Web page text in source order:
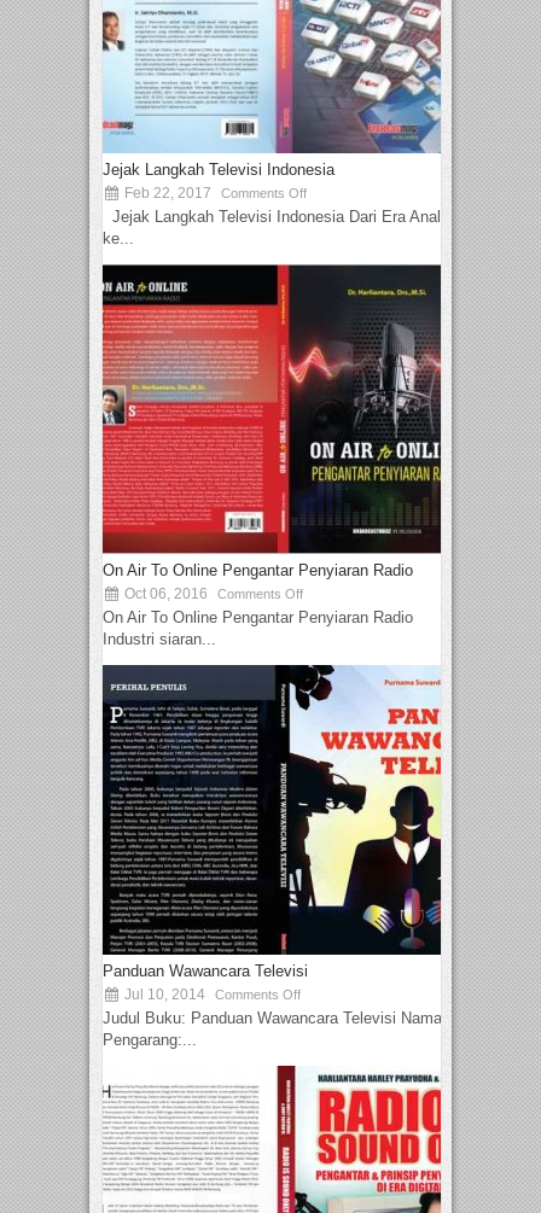
Jejak Langkah Televisi Indonesia
Feb 22, 2017 Comments Off
Jejak Langkah Televisi Indonesia Dari Era Analog
ke...
On Air To Online Pengantar Penyiaran Radio
Oct 06, 2016 Comments Off
On Air To Online Pengantar Penyiaran Radio
Industri siaran...
Panduan Wawancara Televisi
Jul 10, 2014 Comments Off
Judul Buku: Panduan Wawancara Televisi Nama
Pengarang:...